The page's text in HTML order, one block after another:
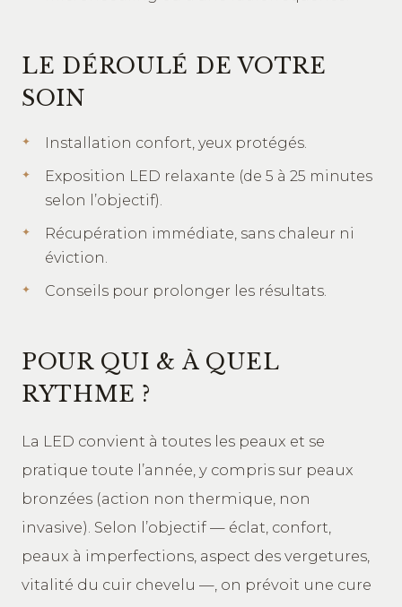
LE DÉROULÉ DE VOTRE
SOIN
Installation confort, yeux protégés.
Exposition LED relaxante (de 5 à 25 minutes
selon l’objectif).
Récupération immédiate, sans chaleur ni
éviction.
Conseils pour prolonger les résultats.
POUR QUI & À QUEL
RYTHME ?
La LED convient à toutes les peaux et se
pratique toute l’année, y compris sur peaux
bronzées (action non thermique, non
invasive). Selon l’objectif — éclat, confort,
peaux à imperfections, aspect des vergetures,
vitalité du cuir chevelu —, on prévoit une cure